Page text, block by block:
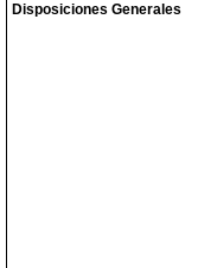
Disposiciones Generales